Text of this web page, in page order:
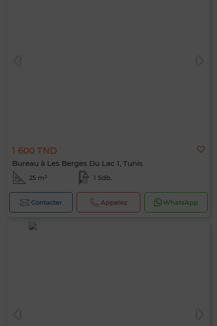
1 600 TND
Bureau à Les Berges Du Lac 1, Tunis
25 m² 1 Sdb.
Contacter Appelez WhatsApp